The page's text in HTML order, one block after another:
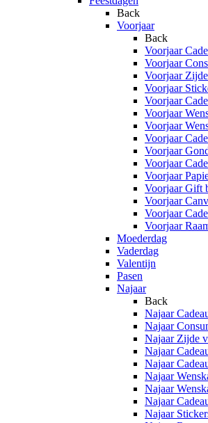
Back
Voorjaar
Back
Voorjaar
Voorjaar
Voorjaar
Voorjaar
Voorjaar
Voorjaar
Voorjaar
Voorjaar
Voorjaar
Voorjaar
Voorjaar
Voorjaar Gift
Voorjaar
Voorjaar
Voorjaar
Moederdag
Vaderdag
Valentijn
Pasen
Najaar
Back
Najaar
Najaar
Najaar Zijde
Najaar
Najaar
Najaar
Najaar
Najaar
Najaar